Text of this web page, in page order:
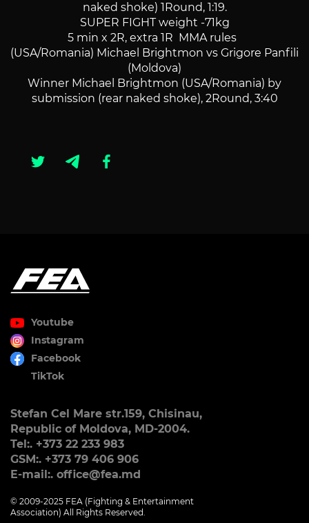
naked shoke) 1Round, 1:19.
SUPER FIGHT weight -71kg
5 min x 2R, extra 1R MMA rules
(USA/Romania) Michael Brightmon vs Grigore Panfili
(Moldova)
Winner Michael Brightmon (USA/Romania) by
submission (rear naked shoke), 2Round, 3:40
Youtube
Instagram
Facebook
TikTok
Stefan Cel Mare str.159, Chisinau,
Republic of Moldova, MD-2004.
Tel:. +373 22 233 983
GSM:. +373 79 406 906
E-mail:. office@fea.md
© 2009-2025 FEA (Fighting & Entertainment
Association) All Rights Reserved.